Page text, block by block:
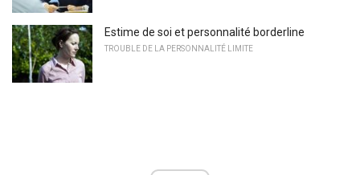
Estime de soi et personnalité borderline
TROUBLE DE LA PERSONNALITÉ LIMITE